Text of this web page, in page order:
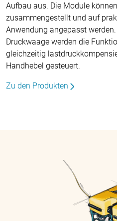
Aufbau aus. Die Module
zusammengestellt und auf
Anwendung angepasst
Druckwaage werden die
gleichzeitig
Handhebel gesteuert.
Zu den Produkten